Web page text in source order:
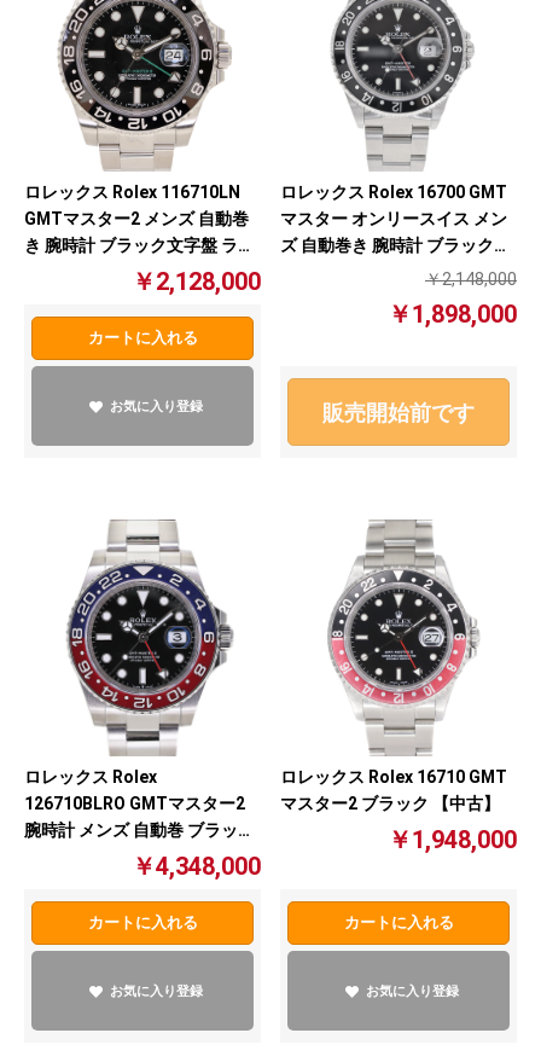
ロレックス Rolex 116710LN
GMTマスター2 メンズ 自動巻
き 腕時計 ブラック文字盤 ラン
ダム番【中古】￥2,128,000
カートに入れる
お気に入り登録
ロレックス Rolex 16700 GMT
マスター オンリースイス メン
ズ 自動巻き 腕時計 ブラック文
￥2,148,000
￥1,898,000
販売開始前です
ロレックス Rolex
126710BLRO GMTマスター2
腕時計 メンズ 自動巻 ブラック
ペプシ 赤×青【中古】￥4,348,000
カートに入れる
お気に入り登録
ロレックス Rolex 16710 GMT
マスター2 ブラック 【中古】
￥1,948,000
カートに入れる
お気に入り登録